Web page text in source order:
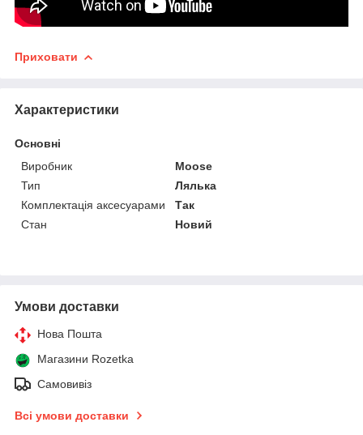
Приховати
Характеристики
Основні
Виробник
Moose
Тип
Лялька
Комплектація аксесуарами
Так
Стан
Новий
Умови доставки
Нова Пошта
Магазини Rozetka
Самовивіз
Всі умови доставки